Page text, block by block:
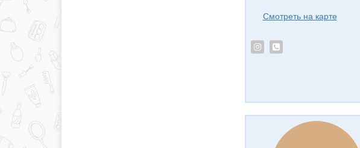
Смотреть на карте